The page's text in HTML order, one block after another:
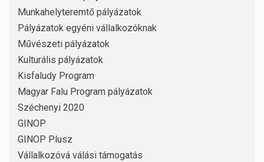
Munkahelyteremtő pályázatok
Pályázatok egyéni vállalkozóknak
Művészeti pályázatok
Kulturális pályázatok
Kisfaludy Program
Magyar Falu Program pályázatok
Széchenyi 2020
GINOP
GINOP Plusz
Vállalkozóvá válási támogatás